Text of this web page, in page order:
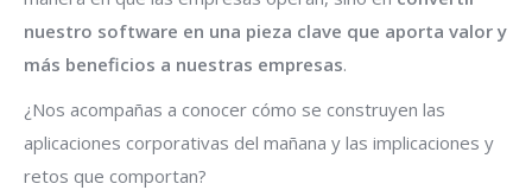
nuestro software en una pieza clave que aporta valor y
más beneficios a nuestras empresas.
¿Nos acompañas a conocer cómo se construyen las
aplicaciones corporativas del mañana y las implicaciones y
retos que comportan?